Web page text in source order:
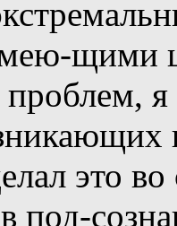
щими
это
в под-